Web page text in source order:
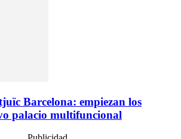
Barcelona: empiezan los
palacio multifuncional